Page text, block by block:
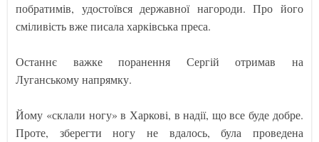
побратимів, удостоївся державної нагороди. Про його
сміливість вже писала харківська преса.
Останнє важке поранення Сергій отримав на
Луганському напрямку.
Йому «склали ногу» в Харкові, в надії, що все буде добре.
Проте, зберегти ногу не вдалось, була проведена